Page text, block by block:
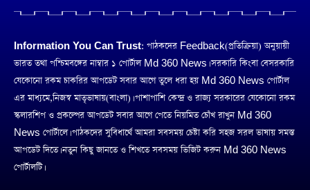
Information You Can Trust: পাঠকদের Feedback(প্রতিক্রিয়া) অনুয়ায়ী
ভারত তথা পশ্চিমবঙ্গের নাম্বার ১ পোর্টাল Md 360 News। সরকারি কিংবা বেসরকারি
যেকোনো রকম চাকরির আপডেট সবার আগে তুলে ধরা হয় Md 360 News পোর্টাল
এর মাধ্যমে,নিজস্ব মাতৃভাষায়(বাংলা)। পাশাপাশি কেন্দ্র ও রাজ্য সরকারের যেকোনো রকম
স্কলারশিপ ও প্রকল্পের আপডেট সবার আগে পেতে নিয়মিত চোঁখ রাখুন Md 360
News পোর্টালে। পাঠকদের সুবিধার্থে আমরা সবসময় চেষ্টা করি সহজ সরল ভাষায় সমস্ত
আপডেট দিতে। নতুন কিছু জানতে ও শিখতে সবসময় ভিজিট করুন Md 360 News
পোর্টালটি।